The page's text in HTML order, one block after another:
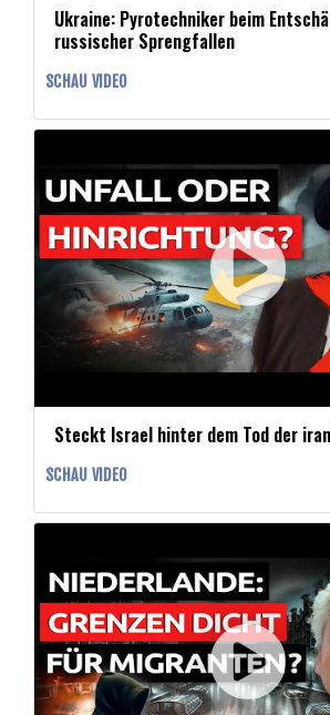
Ukraine: Pyrotechniker beim
russischer Sprengfallen
SCHAU VIDEO
Steckt Israel hinter dem Tod der
SCHAU VIDEO